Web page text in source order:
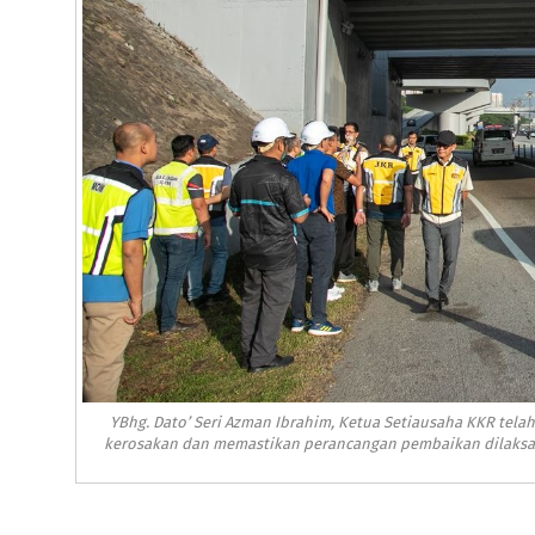
YBhg. Dato’ Seri Azman Ibrahim, Ketua Setiausaha KKR
kerosakan dan memastikan perancangan pembaikan